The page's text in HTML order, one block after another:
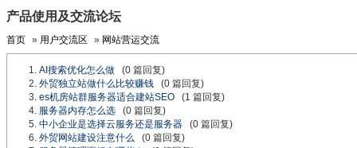
产品使用及交流论坛
首页 » 用户交流区 » 网站营运交流
AI搜索优化怎么做 (0 篇回复)
外贸独立站做什么比较赚钱 (0 篇回复)
es机房站群服务器适合建站SEO (1 篇回复)
服务器内存怎么选 (0 篇回复)
中小企业是选择云服务还是服务器 (0 篇回复)
外贸网站建设注意什么 (0 篇回复)